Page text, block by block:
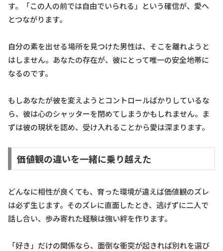
す。「この人の前では自由でいられる」という確信が、愛へ
とつながります。
自分の素を出せる場所を見つけた男性は、そこを離れようと
はしません。あなたの存在が、彼にとって唯一の安全地帯に
なるのです。
もしあなたが彼を変えようとコントロールばかりしているな
ら、彼は心のシャッターを閉めてしまうかもしれません。ま
ずは彼の現状を認め、受け入れることから愛は深まります。
価値観の違いを一緒に乗り越えた
どんなに相性が良くても、育った環境が違えば価値観のズレ
は必ず生じます。そのズレに直面したとき、逃げずに二人で
話し合い、歩み寄れた経験は強い絆を作ります。
「好き」だけの関係なら、面倒な衝突が起きれば別れを選び